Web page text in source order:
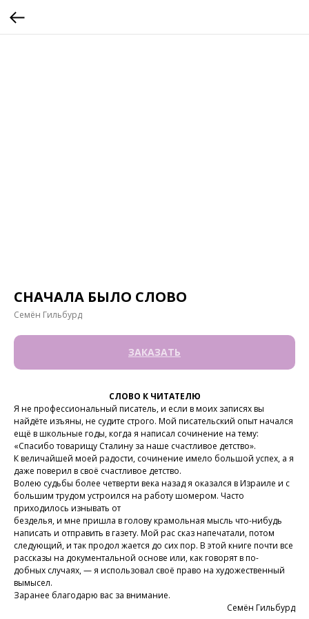
СНАЧАЛА БЫЛО СЛОВО
Семён Гильбурд
ЗАКАЗАТЬ
СЛОВО К ЧИТАТЕЛЮ
Я не профессиональный писатель, и если в моих записях вы
найдёте изъяны, не судите строго. Мой писательский опыт начался
ещё в школьные годы, когда я написал сочинение на тему:
«Спасибо товарищу Сталину за наше счастливое детство».
К величайшей моей радости, сочинение имело большой успех, а я
даже поверил в своё счастливое детство.
Волею судьбы более четверти века назад я оказался в Израиле и с
большим трудом устроился на работу шомером. Часто
приходилось изнывать от
безделья, и мне пришла в голову крамольная мысль что-нибудь
написать и отправить в газету. Мой рас сказ напечатали, потом
следующий, и так продол жается до сих пор. В этой книге почти все
рассказы на документальной основе или, как говорят в по-
добных случаях, — я использовал своё право на художественный
вымысел.
Заранее благодарю вас за внимание.
Семён Гильбурд